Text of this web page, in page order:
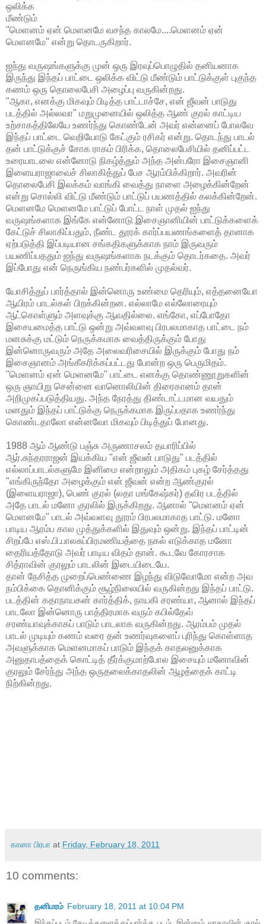
ஒலிக்க
மீண்டும்
"மெளனம் ஏன் மெளனமே வசந்த காலமே....மெளனம் ஏன்
மெளனமே" என்று தொடருகிறார்.
ஐந்து வருஷங்களுக்கு முன் ஒரு இரவுப்பொழுதில் தனியனாக
இருந்து இந்தப் பாட்டை ஒலிக்க விட்டு மீண்டும் பாட்டுக்குள் புகுந்த
கணம் ஒரு தொலைபேசி அழைப்பு வருகின்றது.
"ஆகா, எனக்கு மிகவும் பிடித்த பாட்டாச்சே, என் ஜீவன் பாடுது
படத்தில் அல்லவா" மறுமுனையில் ஒலித்த ஆண் குரல் காட்டிய
உற்சாகத்திலேயே உணர்ந்து கொண்டேன் அவர் என்னைப் போலவே
இந்தப் பாட்டை வெறியோடு கேட்கும் ரசிகர் என்று. தொடந்து பாடல்
தன் பாட்டுக்குச் சோக ராகம் பிரிக்க, தொலைபேசியில் தனிப்பட்ட
உரையாடலை என்னோடு நிகழ்த்தும் அந்த அன்பரோ இசைஞானி
இளையராஜாவைச் சிலாகித்துப் பேச ஆரம்பிக்கிறார். அவரின்
தொலைபேசி இலக்கம் வாங்கி வைத்து நாளை அழைக்கின்றேன்
என்று சொல்லி விட்டு மீண்டும் பாட்டுப் பயணத்தில் கலக்கின்றேன்.
மெளனமே மெளனமே பாட்டுப் போட்ட நாள் முதல் ஐந்து
வருஷங்களாக இங்கே என்னோடு இசைஞானியின் பாட்டுக்களைக்
கேட்டுச் சிலாகிப்பதும், நீண்ட தூரக் கார்ப்பயணங்களைத் தானாக
ஏற்படுத்தி இப்படியான சங்கதிகளுக்காக நாம் இருவரும்
பயணிப்பததும் ஐந்து வருஷங்களாக நடக்கும் தொடர்கதை. அவர்
இப்போது என் நெருங்கிய நண்பர்களில் முதல்வர்.
யோசித்துப் பார்த்தால் இன்னொரு உண்மை தெரியும், எத்தனையோ
ஆயிரம் பாடல்கள் பிறக்கின்றன. எல்லாமே எல்லோரையும்
ஆட்கொள்ளும் அளவுக்கு ஆவதில்லை. எங்கோ, எப்போதோ
இசையமைத்த பாட்டு ஒன்று அவ்வளவு பிரபலமாகாத பாட்டை நம்
மனசுக்கு மட்டும் நெருக்கமாக வைத்திருக்கும் போது
இன்னொருவரும் அதே அலைவரிசையில் இருக்கும் போது நம்
இசைஞானம் அங்கீகரிக்கப்பட்டது போன்ற ஒரு பெருமிதம்.
"மெளனம் ஏன் மெளனமே" பாட்டை எனக்கு தொண்ணூறுகளின்
ஒரு ஞாயிறு சென்னை வானொலியின் திரைகானம் தான்
அறிமுகப்படுத்தியது. அந்த நேரத்து திண்டாட்டமான வயதும்
மனதும் இந்தப் பாட்டுக்கு நெருக்கமாக இருப்பதாக உணர்ந்து
கொண்டதாலோ என்னவோ மிகவும் பிடித்துப் போனது.
1988 ஆம் ஆண்டு பஞ்சு அருணாசலம் தயாரிப்பில்
ஆர்.சுந்தரராஜன் இயக்கிய "என் ஜீவன் பாடுது" படத்தில்
எல்லாப்பாடல்களுமே இனிமை என்றாலும் அதிகம் புகழ் சேர்த்தது
"எங்கிருந்தோ அழைக்கும் என் ஜீவன் என்ற ஆண்குரல்
(இளையராஜா), பெண் குரல் (லதா மங்கேஷ்கர்) தவிர படத்தில்
அதே பாடல் மனோ குரலில் இருக்கிறது. ஆனால் "மெளனம் ஏன்
மெளனமே" பாடல் அவ்வளவு தூரம் பிரபலமாகாத பாட்டு. மனோ
பாடிய ஆரம்ப கால முத்துக்களில் இதுவும் ஒன்று. இந்தப் பாட்டின்
சிறப்பே எஸ்.பி.பாலசுப்பிரமணியத்தை நகல் எடுக்காத மனோ
தைரியத்தோடு அவர் பாடிய விதம் தான். கூடவே கோரசாக
சித்ராவின் குரலும் பாடலின் இடையிடையே.
தான் நேசித்த முறைப்பெண்ணை இழந்து விடுவோமோ என்ற அவ
நம்பிக்கை தொனிக்கும் சூழ்நிலையில் வருகின்றது இந்தப் பாட்டு.
படத்தின் கதாநாயகன் கார்த்திக், நாயகி சரண்யா, ஆனால் இந்தப்
பாடலோ இன்னொரு பாத்திரமாக வரும் கபில்தேவ்
சரண்யாவுக்காகப் பாடும் பாடலாக வருகின்றது. ஆரம்பம் முதல்
பாடல் முடியும் கணம் வரை தன் உணர்வுகளைப் புரிந்து கொள்ளாத
அவளுக்காக மெளனமாகப் பாடும் இந்தக் காதலனுக்காக
அனுதாபத்தைக் கொட்டித் தீர்க்குமாற்போல இசையும் மனோவின்
குரலும் சேர்ந்து அந்த ஒருதலைக்காதலின் ஆழத்தைக் காட்டி
நிற்கின்றது.
கானா பிரபா at Friday, February 18, 2011
10 comments:
தனிமரம் February 18, 2011 at 10:04 PM